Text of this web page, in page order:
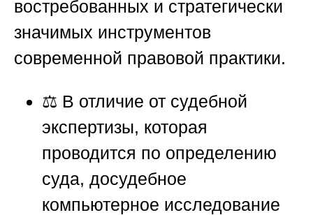
востребованных и стратегически
значимых инструментов
современной правовой практики.
⚖️ В отличие от судебной
экспертизы, которая
проводится по определению
суда, досудебное
компьютерное исследование